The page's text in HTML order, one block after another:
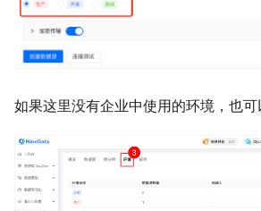
如果这里没有企业中使用的环境，也可